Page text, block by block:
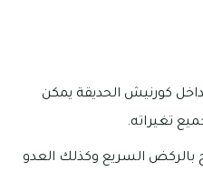
كورنيش الحديقة يمكن
تغيراته.
بالركض السريع وكذلك العدو